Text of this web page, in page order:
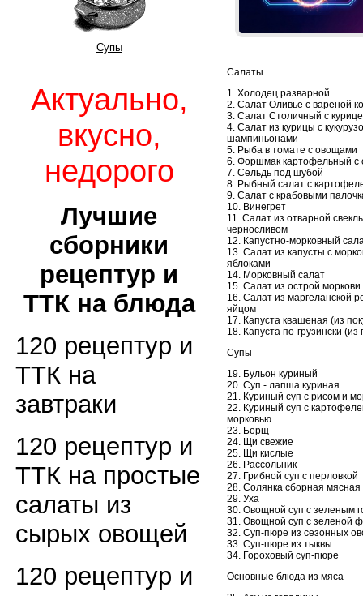
Супы
Актуально,
вкусно,
недорого
Лучшие
сборники
рецептур и
ТТК на блюда
120 рецептур и
ТТК на
завтраки
120 рецептур и
ТТК на простые
салаты из
сырых овощей
120 рецептур и
Салаты
1. Холодец разварной
2. Салат Оливье с вареной
3. Салат Столичный с
4. Салат из курицы с
шампиньонами
5. Рыба в томате с овощами
6. Форшмак картофельный с
7. Сельдь под шубой
8. Рыбный салат с
9. Салат с крабовыми
10. Винегрет
11. Салат из отварной
черносливом
12. Капустно-морковный
13. Салат из капусты с
яблоками
14. Морковный салат
15. Салат из острой моркови
16. Салат из маргеланской
яйцом
17. Капуста квашеная (из
18. Капуста по-грузински (из
Супы
19. Бульон куриный
20. Суп - лапша куриная
21. Куриный суп с рисом и
22. Куриный суп с
морковью
23. Борщ
24. Щи свежие
25. Щи кислые
26. Рассольник
27. Грибной суп с перловкой
28. Солянка сборная мясная
29. Уха
30. Овощной суп с зеленым
31. Овощной суп с зеленой
32. Суп-пюре из сезонных
33. Суп-пюре из тыквы
34. Гороховый суп-пюре
Основные блюда из мяса